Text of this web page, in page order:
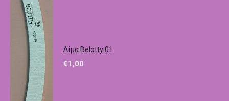
Λίμα Belotty 01
€1,00